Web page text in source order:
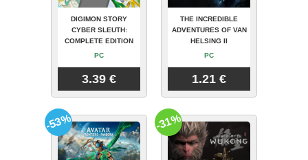
DIGIMON STORY
CYBER SLEUTH:
COMPLETE EDITION
PC
3.39 €
THE INCREDIBLE
ADVENTURES OF VAN
HELSING II
PC
1.21 €
-53% -31%